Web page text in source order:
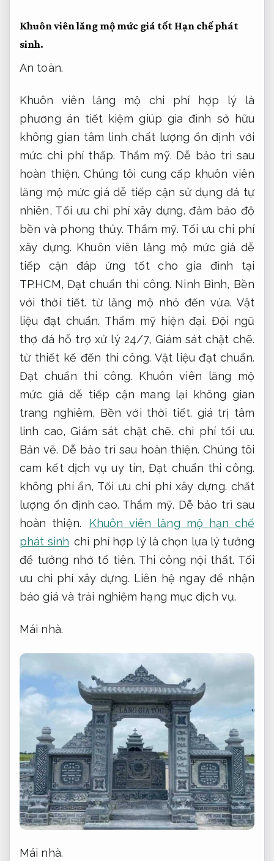
Khuôn viên lăng mộ mức giá tốt Hạn chế phát
sinh.
An toàn.
Khuôn viên lăng mộ chi phí hợp lý là
phương án tiết kiệm giúp gia đình sở hữu
không gian tâm linh chất lượng ổn định với
mức chi phí thấp. Thẩm mỹ. Dễ bảo trì sau
hoàn thiện. Chúng tôi cung cấp khuôn viên
lăng mộ mức giá dễ tiếp cận sử dụng đá tự
nhiên, Tối ưu chi phí xây dựng. đảm bảo độ
bền và phong thủy. Thẩm mỹ. Tối ưu chi phí
xây dựng. Khuôn viên lăng mộ mức giá dễ
tiếp cận đáp ứng tốt cho gia đình tại
TP.HCM, Đạt chuẩn thi công. Ninh Bình, Bền
với thời tiết. từ lăng mộ nhỏ đến vừa. Vật
liệu đạt chuẩn. Thẩm mỹ hiện đại. Đội ngũ
thợ đá hỗ trợ xử lý 24/7, Giám sát chặt chẽ.
từ thiết kế đến thi công. Vật liệu đạt chuẩn.
Đạt chuẩn thi công. Khuôn viên lăng mộ
mức giá dễ tiếp cận mang lại không gian
trang nghiêm, Bền với thời tiết. giá trị tâm
linh cao,Giám sát chặt chẽ. chi phí tối ưu.
Bản vẽ. Dễ bảo trì sau hoàn thiện. Chúng tôi
cam kết dịch vụ uy tín,Đạt chuẩn thi công.
không phí ẩn, Tối ưu chi phí xây dựng. chất
lượng ổn định cao. Thẩm mỹ. Dễ bảo trì sau
hoàn thiện.
Khuôn viên lăng mộ hạn chế
phát sinh chi phí hợp lý là chọn lựa lý tưởng
để tưởng nhớ tổ tiên. Thi công nội thất. Tối
ưu chi phí xây dựng. Liên hệ ngay để nhận
báo giá và trải nghiệm hạng mục dịch vụ.
Mái nhà.
Mái nhà.